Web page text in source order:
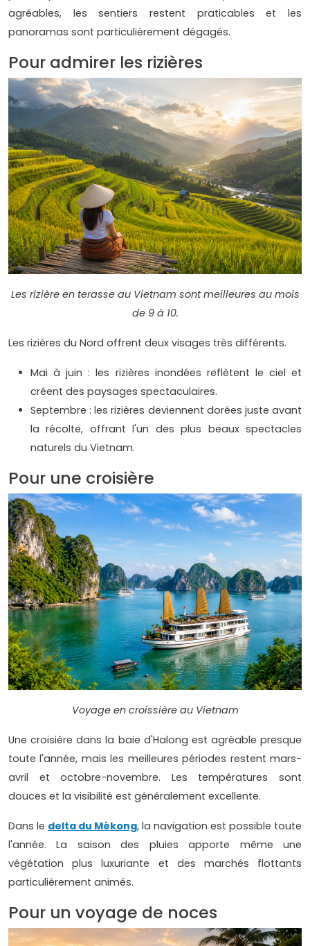
agréables, les sentiers restent praticables et les
panoramas sont particulièrement dégagés.
Pour admirer les rizières
Les rizière en terasse au Vietnam sont meilleures au mois
de 9 à 10.
Les rizières du Nord offrent deux visages très différents.
Mai à juin : les rizières inondées reflètent le ciel et
créent des paysages spectaculaires.
Septembre : les rizières deviennent dorées juste avant
la récolte, offrant l'un des plus beaux spectacles
naturels du Vietnam.
Pour une croisière
Voyage en croissière au Vietnam
Une croisière dans la baie d'Halong est agréable presque
toute l'année, mais les meilleures périodes restent mars-
avril et octobre-novembre. Les températures sont
douces et la visibilité est généralement excellente.
Dans le delta du Mékong, la navigation est possible toute
l'année. La saison des pluies apporte même une
végétation plus luxuriante et des marchés flottants
particulièrement animés.
Pour un voyage de noces